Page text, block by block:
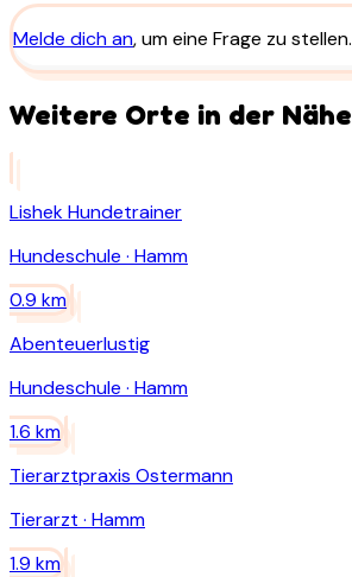
Melde dich an, um eine Frage zu stellen.
Weitere Orte in der Nähe
Lishek Hundetrainer
Hundeschule · Hamm
0.9 km
Abenteuerlustig
Hundeschule · Hamm
1.6 km
Tierarztpraxis Ostermann
Tierarzt · Hamm
1.9 km